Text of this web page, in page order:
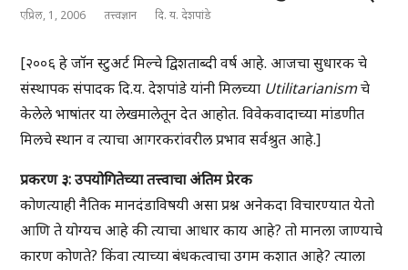
एप्रिल, 1, 2006 तत्त्वज्ञान दि. य. देशपांडे
[२००६ हे जॉन स्टुअर्ट मिल्चे द्विशताब्दी वर्ष आहे. आजचा सुधारक चे
संस्थापक संपादक दि.य. देशपांडे यांनी मिलच्या Utilitarianismचे
केलेले भाषांतर या लेखमालेतून देत आहोत. विवेकवादाच्या मांडणीत
मिलचे स्थान व त्याचा आगरकरांवरील प्रभाव सर्वश्रुत आहे.]
प्रकरण ३: उपयोगितेच्या तत्त्वाचा अंतिम प्रेरक
कोणत्याही नैतिक मानदंडाविषयी असा प्रश्न अनेकदा विचारण्यात येतो
आणि ते योग्यच आहे की त्याचा आधार काय आहे? तो मानला जाण्याचे
कारण कोणते? किंवा त्याच्या बंधकत्वाचा उगम कशात आहे? त्याला